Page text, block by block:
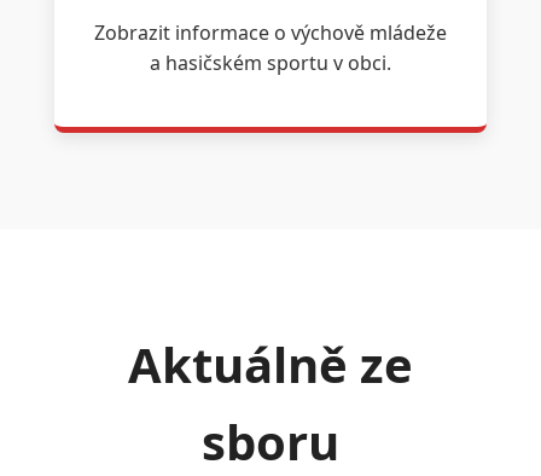
Zobrazit informace o výchově mládeže
a hasičském sportu v obci.
Aktuálně ze
sboru